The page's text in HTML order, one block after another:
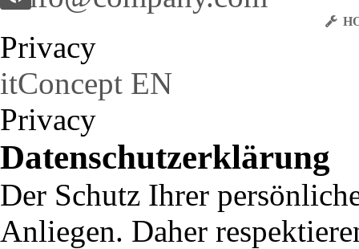
Privacy
itConcept EN
Privacy
Datenschutzerklärung
Der Schutz Ihrer
Anliegen. Daher